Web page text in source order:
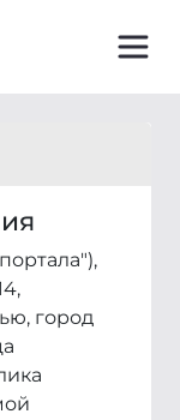
город